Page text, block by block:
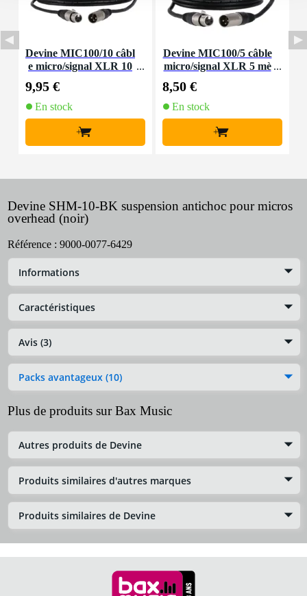
Devine MIC100/10 câbl
e micro/signal XLR 10
9,95 €
En stock
+
Devine MIC100/5 câble
micro/signal XLR 5 mè
8,50 €
En stock
+
Devine SHM-10-BK suspension antichoc pour micros
overhead (noir)
Référence : 9000-0077-6429
Informations
Caractéristiques
Avis (3)
Packs avantageux (10)
Plus de produits sur Bax Music
Autres produits de Devine
Produits similaires d'autres marques
Produits similaires de Devine